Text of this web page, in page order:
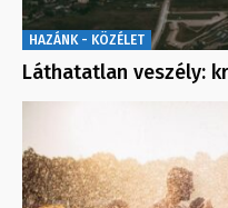
HAZÁNK - KÖZÉLET
Láthatatlan veszély: